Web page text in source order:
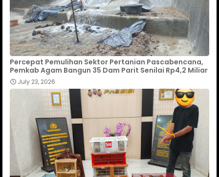
Percepat Pemulihan Sektor Pertanian Pascabencana,
Pemkab Agam Bangun 35 Dam Parit Senilai Rp4,2 Miliar
July 23, 2026